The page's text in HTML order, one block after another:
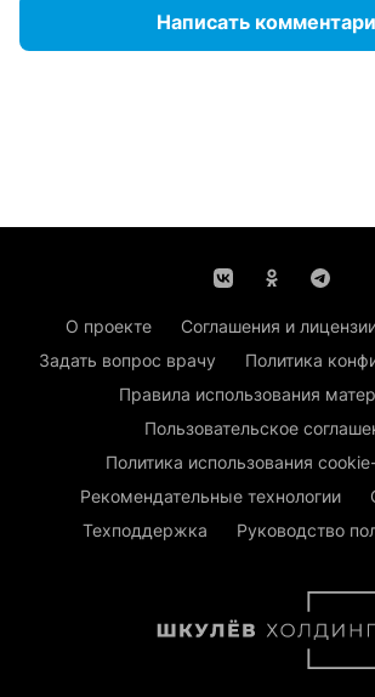
Написать
О проекте Соглашения и
Задать вопрос врачу
Политика
Правила использования
Пользовательское
Политика использования
Рекомендательные технологии
Техподдержка
Руководство